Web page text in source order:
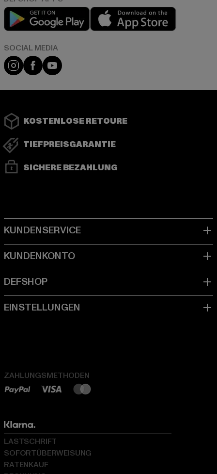
Play market
Instagram
FacebookYouTube
KOSTENLOSE RETOURE
TIEFPREISGARANTIE
SICHERE BEZAHLUNG
ZAHLUNGSMETHODEN
LASTSCHRIFT
SOFORTÜBERWEISUNG
RATENKAUF